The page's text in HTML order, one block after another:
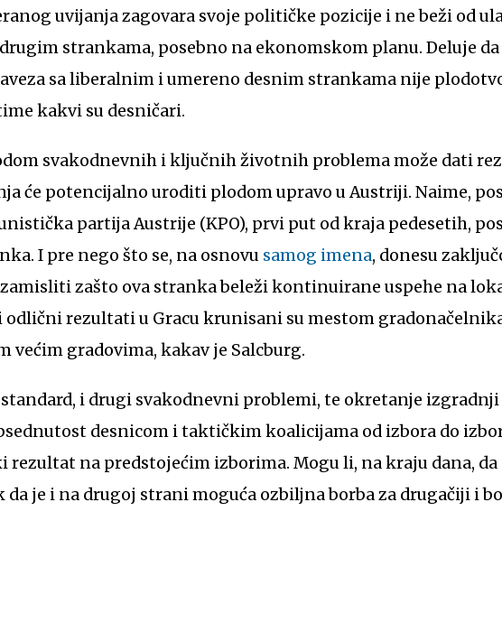
uvijanja zagovara svoje političke pozicije i ne beži od
strankama, posebno na ekonomskom planu. Deluje
sa liberalnim i umereno desnim strankama nije
kakvi su desničari.
svakodnevnih i ključnih životnih problema može dati
će potencijalno uroditi plodom upravo u Austriji. Naime,
partija Austrije (KPO), prvi put od kraja pedesetih,
I pre nego što se, na osnovu samog imena, donesu
zamisliti zašto ova stranka beleži kontinuirane uspehe na
rezultati u Gracu krunisani su mestom
većim gradovima, kakav je Salcburg.
i drugi svakodnevni problemi, te okretanje izgradnji
desnicom i taktičkim koalicijama od izbora do
rezultat na predstojećim izborima. Mogu li, na kraju dana, da
da je i na drugoj strani moguća ozbiljna borba za drugačiji i